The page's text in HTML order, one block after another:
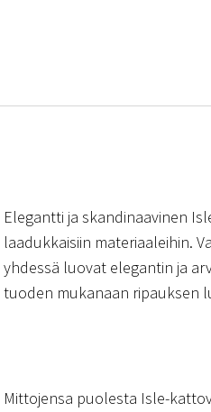
Elegantti ja skandinaavinen
laadukkaisiin materiaaleihin.
yhdessä luovat elegantin ja
tuoden mukanaan ripauksen
Mittojensa puolesta Isle-